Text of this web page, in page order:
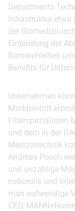
Departments
Infrastruktur etwa
der
Einbindung der
Barrierefreiheit
Benefits für
Unternehmen
Markteintritt
Filterspezialisten
und dem in der
Medizintechnik
Andreas Posch
und unzählige
nationale und
man aufwendige
CEO,